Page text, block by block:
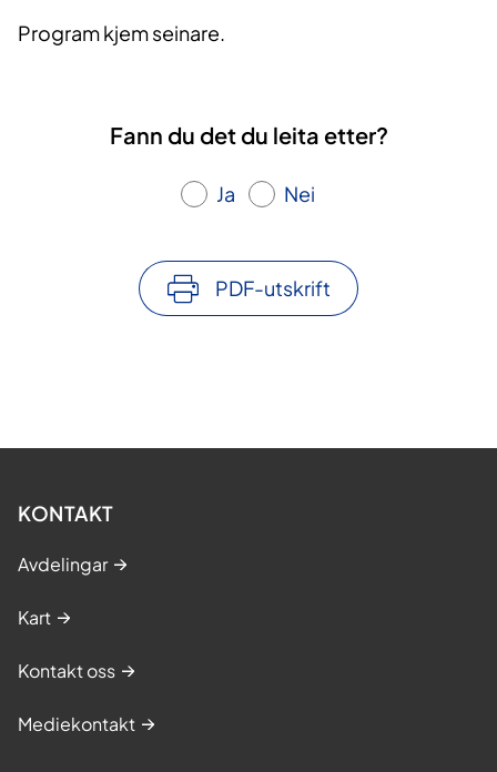
Program kjem seinare.
Fann du det du leita etter?
Ja Nei
PDF-utskrift
KONTAKT
Avdelingar
Kart
Kontakt oss
Mediekontakt